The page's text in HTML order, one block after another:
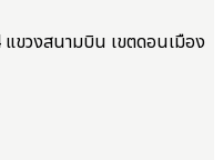
ขวงสนามบิน เขตดอนเมือง